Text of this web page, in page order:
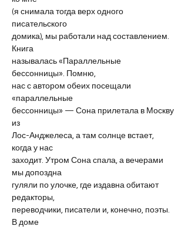
(я снимала тогда верх одного
писательского
домика), мы работали над составлением.
Книга
называлась «Параллельные
бессонницы». Помню,
нас с автором обеих посещали
«параллельные
бессонницы» — Сона прилетала в Москву
из
Лос-Анджелеса, а там солнце встает,
когда у нас
заходит. Утром Сона спала, а вечерами
мы допоздна
гуляли по улочке, где издавна обитают
редакторы,
переводчики, писатели и, конечно, поэты.
В доме